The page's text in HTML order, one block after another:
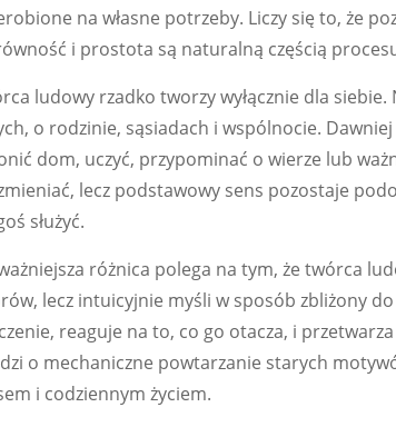
na własne potrzeby. Liczy się to, że
i prostota są naturalną częścią
ludowy rzadko tworzy wyłącznie dla
o rodzinie, sąsiadach i wspólnocie.
dom, uczyć, przypominać o wierze lub
lecz podstawowy sens pozostaje
służyć.
różnica polega na tym, że twórca
lecz intuicyjnie myśli w sposób zbliżony
reaguje na to, co go otacza, i
o mechaniczne powtarzanie starych
i codziennym życiem.